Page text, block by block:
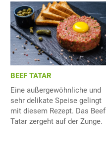
BEEF TATAR
Eine außergewöhnliche und
sehr delikate Speise gelingt
mit diesem Rezept. Das Beef
Tatar zergeht auf der Zunge.